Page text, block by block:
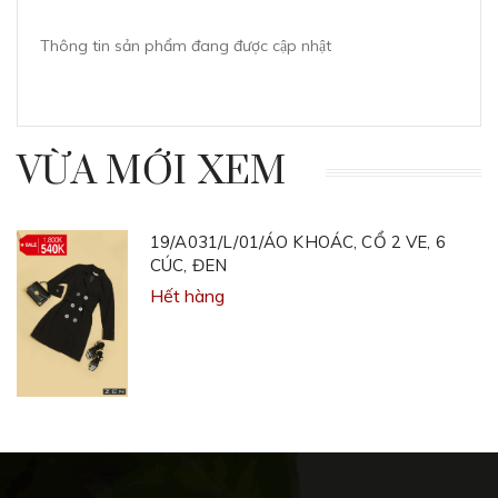
Thông tin sản phẩm đang được cập nhật
VỪA MỚI XEM
19/A031/L/01/ÁO KHOÁC, CỔ 2 VE, 6
CÚC, ĐEN
Hết hàng